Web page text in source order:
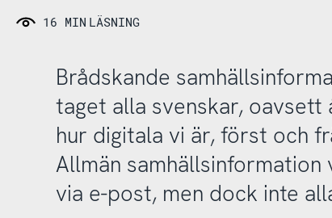
16 MIN LÄSNING
Brådskande
taget alla svenskar, oavsett
hur digitala vi är, först och
Allmän
via e-post, men dock inte